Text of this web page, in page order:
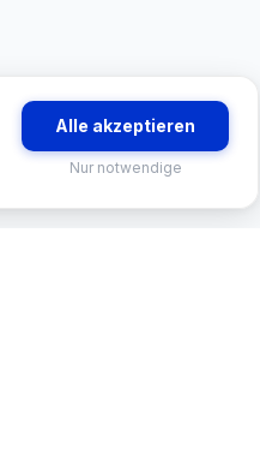
Alle akzeptieren
Nur notwendige